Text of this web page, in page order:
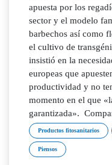
apuesta por los
sector y el modelo
barbechos así como
el cultivo de
insistió en la
europeas que
productividad y no
momento en el que
garantizada».
Productos fitosanitarios
Piensos